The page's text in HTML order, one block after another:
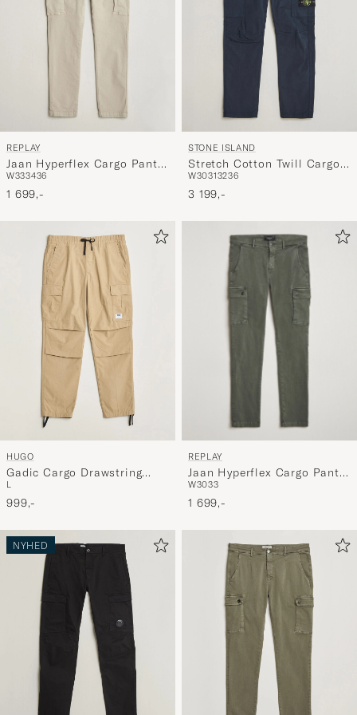
REPLAY
Jaan Hyperflex Cargo Pants
Ivory
W333436
1 699,-
STONE ISLAND
Stretch Cotton Twill Cargo
Trousers Navy
W30313236
3 199,-
HUGO
Gadic Cargo Drawstring
Pants Medium Beige
L
999,-
REPLAY
Jaan Hyperflex Cargo Pants
Dark Green
W3033
1 699,-
NYHED